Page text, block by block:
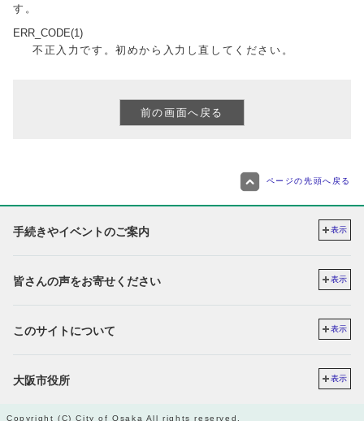
す。
ERR_CODE(1)
不正入力です。初めから入力し直してください。
ページの先頭へ戻る
手続きやイベントのご案内 表示
皆さんの声をお寄せください 表示
このサイトについて 表示
大阪市役所 表示
Copyright (C) City of Osaka All rights reserved.